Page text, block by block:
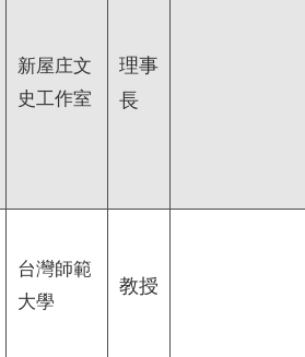
新屋庄文
史工作室
理事
長
台灣師範
大學
教授